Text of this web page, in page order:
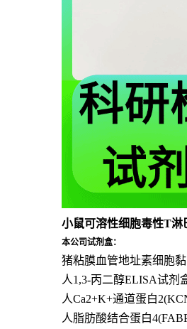
小鼠可溶性细胞毒性T淋
本公司试剂盒：
猪粘膜血管地址素细胞
人1,3-丙二醇ELISA试剂
人Ca2+K+通道蛋白
人脂肪酸结合蛋白